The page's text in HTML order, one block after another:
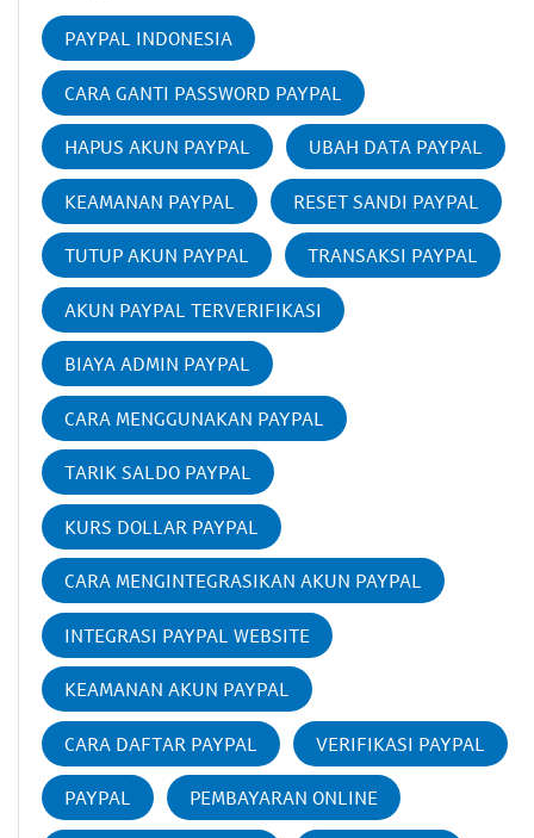
PAYPAL INDONESIA
CARA GANTI PASSWORD PAYPAL
HAPUS AKUN PAYPAL UBAH DATA PAYPAL
KEAMANAN PAYPAL RESET SANDI PAYPAL
TUTUP AKUN PAYPAL TRANSAKSI PAYPAL
AKUN PAYPAL TERVERIFIKASI
BIAYA ADMIN PAYPAL
CARA MENGGUNAKAN PAYPAL
TARIK SALDO PAYPAL
KURS DOLLAR PAYPAL
CARA MENGINTEGRASIKAN AKUN PAYPAL
INTEGRASI PAYPAL WEBSITE
KEAMANAN AKUN PAYPAL
CARA DAFTAR PAYPAL VERIFIKASI PAYPAL
PAYPAL PEMBAYARAN ONLINE